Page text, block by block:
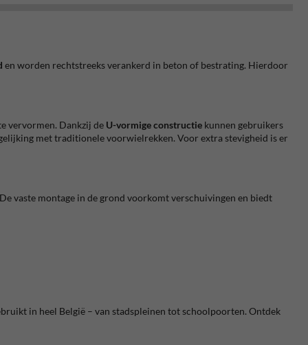
en worden rechtstreeks verankerd in beton of bestrating. Hierdoor
vervormen. Dankzij de U-vormige constructie kunnen gebruikers
met traditionele voorwielrekken. Voor extra stevigheid is er
vaste montage in de grond voorkomt verschuivingen en biedt
in heel België – van stadspleinen tot schoolpoorten. Ontdek